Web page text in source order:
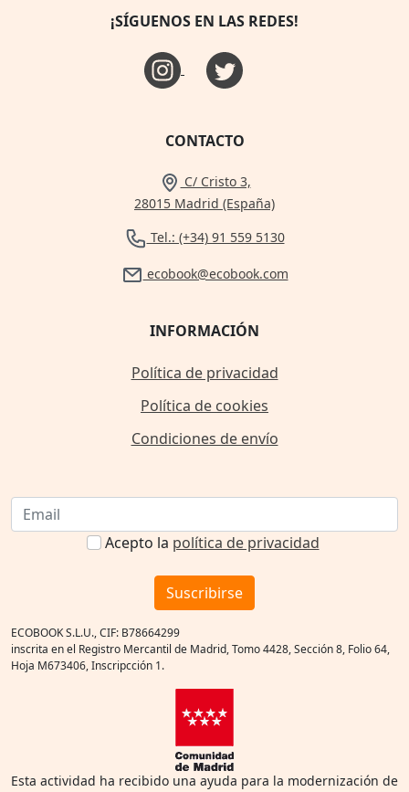
¡SÍGUENOS EN LAS REDES!
CONTACTO
C/ Cristo 3,
28015 Madrid (España)
Tel.: (+34) 91 559 5130
ecobook@ecobook.com
INFORMACIÓN
Política de privacidad
Política de cookies
Condiciones de envío
Acepto la política de privacidad
Suscribirse
ECOBOOK S.L.U., CIF: B78664299
inscrita en el Registro Mercantil de Madrid, Tomo 4428, Sección 8, Folio 64,
Hoja M673406, Inscripcción 1.
Esta actividad ha recibido una ayuda para la modernización de